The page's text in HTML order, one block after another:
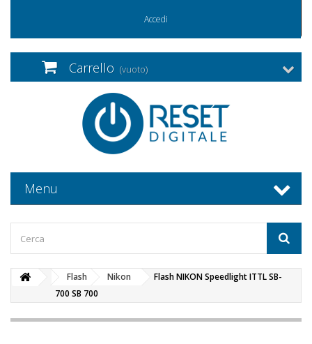
Accedi
Carrello (vuoto)
Menu
Flash Nikon
Flash NIKON Speedlight ITTL SB-
700 SB 700